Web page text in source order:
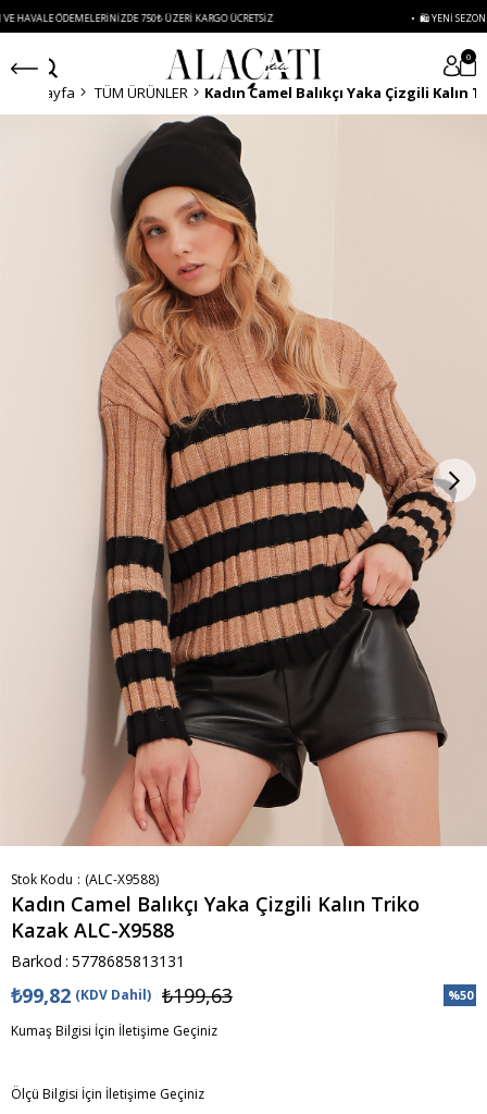
ÖDEMELERINIZDE 750₺ ÜZERI KARGO ÜCRETSIZ • 🛍️ YENI SEZON
0
Anasayfa TÜM ÜRÜNLER
Stok Kodu (ALC-X9588)
Kadın Camel Balıkçı Yaka Çizgili Kalın Triko
Kazak ALC-X9588
Barkod : 5778685813131
%50
₺199,63
₺99,82 (KDV Dahil)
Kumaş Bilgisi İçin İletişime Geçiniz
Ölçü Bilgisi İçin İletişime Geçiniz